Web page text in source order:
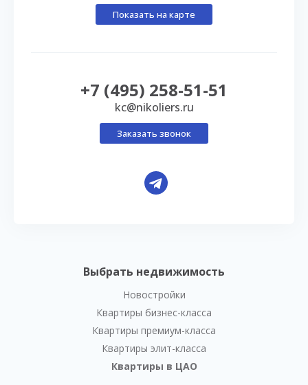
Выбрать недвижимость
Новостройки
Квартиры бизнес-класса
Квартиры премиум-класса
Квартиры элит-класса
Квартиры в ЦАО
Показать на карте
+7 (495) 258-51-51
kc@nikoliers.ru
Заказать звонок